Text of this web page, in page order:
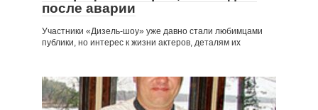
после аварии
Участники «Дизель-шоу» уже давно стали любимцами
публики, но интерес к жизни актеров, деталям их